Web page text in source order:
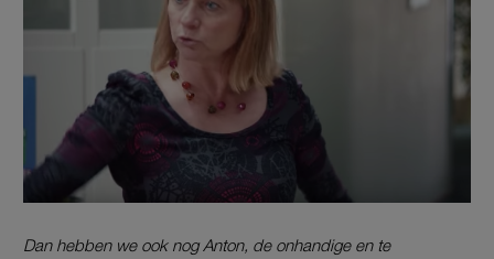
Dan hebben we ook nog Anton, de onhandige en te